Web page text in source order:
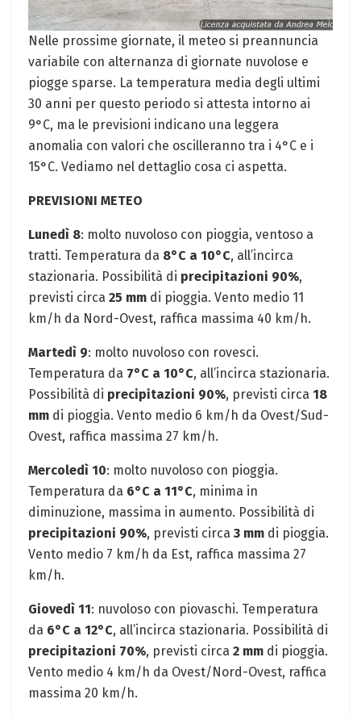
Nelle prossime giornate, il meteo si preannuncia
variabile con alternanza di giornate nuvolose e
piogge sparse. La temperatura media degli ultimi
30 anni per questo periodo si attesta intorno ai
9°C, ma le previsioni indicano una leggera
anomalia con valori che oscilleranno tra i 4°C e i
15°C. Vediamo nel dettaglio cosa ci aspetta.
PREVISIONI METEO
Lunedì 8: molto nuvoloso con pioggia, ventoso a
tratti. Temperatura da 8°C a 10°C, all’incirca
stazionaria. Possibilità di precipitazioni 90%,
previsti circa 25 mm di pioggia. Vento medio 11
km/h da Nord-Ovest, raffica massima 40 km/h.
Martedì 9: molto nuvoloso con rovesci.
Temperatura da 7°C a 10°C, all’incirca stazionaria.
Possibilità di precipitazioni 90%, previsti circa 18
mm di pioggia. Vento medio 6 km/h da Ovest/Sud-
Ovest, raffica massima 27 km/h.
Mercoledì 10: molto nuvoloso con pioggia.
Temperatura da 6°C a 11°C, minima in
diminuzione, massima in aumento. Possibilità di
precipitazioni 90%, previsti circa 3 mm di pioggia.
Vento medio 7 km/h da Est, raffica massima 27
km/h.
Giovedì 11: nuvoloso con piovaschi. Temperatura
da 6°C a 12°C, all’incirca stazionaria. Possibilità di
precipitazioni 70%, previsti circa 2 mm di pioggia.
Vento medio 4 km/h da Ovest/Nord-Ovest, raffica
massima 20 km/h.